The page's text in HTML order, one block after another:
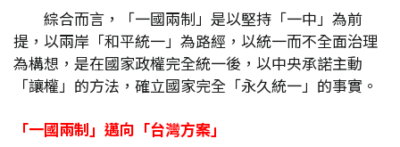
綜合而言，「一國兩制」是以堅持「一中」為前
提，以兩岸「和平統一」為路經，以統一而不全面治理
為構想，是在國家政權完全統一後，以中央承諾主動
「讓權」的方法，確立國家完全「永久統一」的事實。
「一國兩制」邁向「台灣方案」